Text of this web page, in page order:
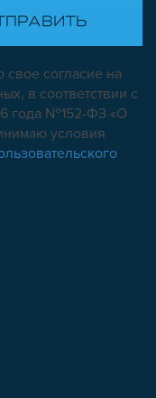
согласие на
в соответствии с
года №152-ФЗ «О
условия